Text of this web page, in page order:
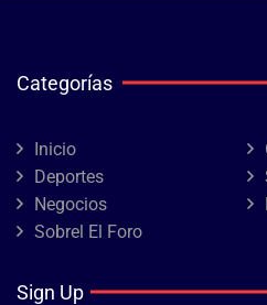
Categorías
Inicio
Deportes
Negocios
Sobrel El Foro
Sign Up